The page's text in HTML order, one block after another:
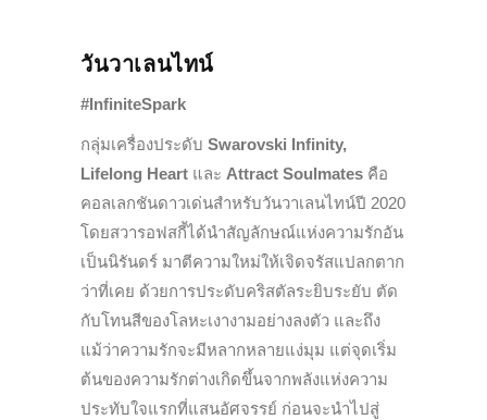
วันวาเลนไทน์
#InfiniteSpark
กลุ่มเครื่องประดับ Swarovski Infinity,
Lifelong Heart และ Attract Soulmates คือ
คอลเลกชันดาวเด่นสำหรับวันวาเลนไทน์ปี 2020
โดยสวารอฟสกี้ได้นำสัญลักษณ์แห่งความรักอัน
เป็นนิรันดร์ มาตีความใหม่ให้เจิดจรัสแปลกตาก
ว่าที่เคย ด้วยการประดับคริสตัลระยิบระยับ ตัด
กับโทนสีของโลหะเงางามอย่างลงตัว และถึง
แม้ว่าความรักจะมีหลากหลายแง่มุม แต่จุดเริ่ม
ต้นของความรักต่างเกิดขึ้นจากพลังแห่งความ
ประทับใจแรกที่แสนอัศจรรย์ ก่อนจะนำไปสู่